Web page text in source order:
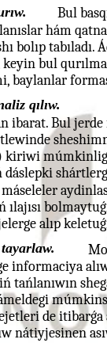
Bul
hám
bolıp
keyin bul
qılıw.
ibarat. Bul
dáslepki
máseleler
alıp
informaciya
tańlanıwın
de itibarǵa
nátiyjesinen